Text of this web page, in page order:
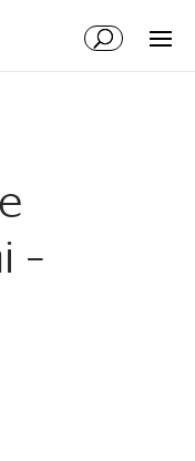
–